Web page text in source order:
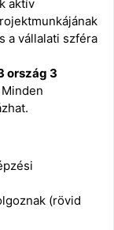
aktív
a vállalati szféra
ország 3
Minden
(rövid